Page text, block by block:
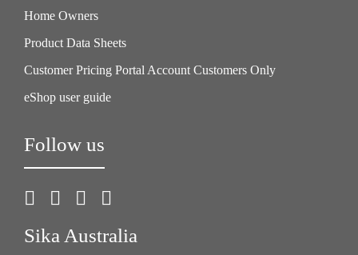
Home Owners
Product Data Sheets
Customer Pricing Portal Account Customers Only
eShop user guide
Follow us
Sika Australia